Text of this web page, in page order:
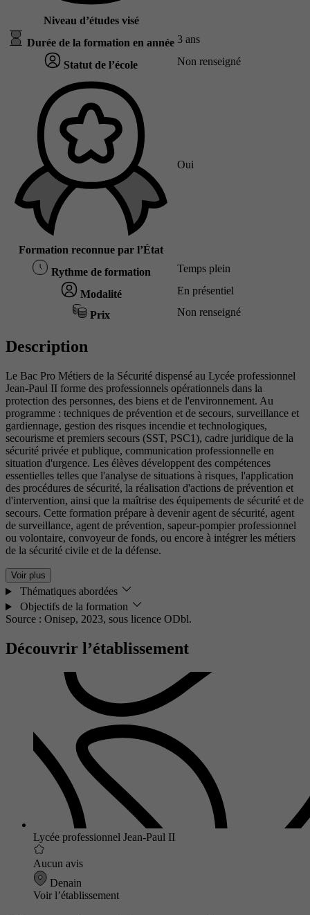
Niveau d’études visé
Durée de la formation en année 3 ans
Statut de l’école Non renseigné
Formation reconnue par l’État
Oui
Rythme de formation Temps plein
Modalité En présentiel
Prix Non renseigné
Description
Le Bac Pro Métiers de la Sécurité dispensé au Lycée professionnel
Jean-Paul II forme des professionnels opérationnels dans la
protection des personnes, des biens et de l'environnement. Au
programme : techniques de prévention et de secours, surveillance et
gardiennage, gestion des risques incendie et technologiques,
secourisme et premiers secours (SST, PSC1), cadre juridique de la
sécurité privée et publique, communication professionnelle en
situation d'urgence. Les élèves développent des compétences
essentielles telles que l'analyse de situations à risques, l'application
des procédures de sécurité, la réalisation d'actions de prévention et
d'intervention, ainsi que la maîtrise des équipements de sécurité et de
secours. Cette formation prépare à devenir agent de sécurité, agent
de surveillance, agent de prévention, sapeur-pompier professionnel
ou volontaire, convoyeur de fonds, ou encore à intégrer les métiers
de la sécurité civile et de la défense.
Voir plus
Thématiques abordées
Objectifs de la formation
Source : Onisep, 2023, sous licence ODbl.
Découvrir l’établissement
Lycée professionnel Jean-Paul II
Aucun avis
Denain
Voir l’établissement